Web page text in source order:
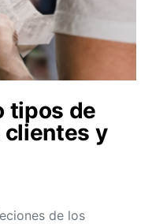
tipos de
clientes y
de los